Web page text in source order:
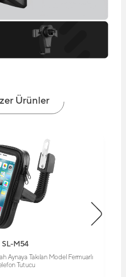
Ürünler
SL-M54
Aynaya Takılan Model Fermuarlı
Tutucu